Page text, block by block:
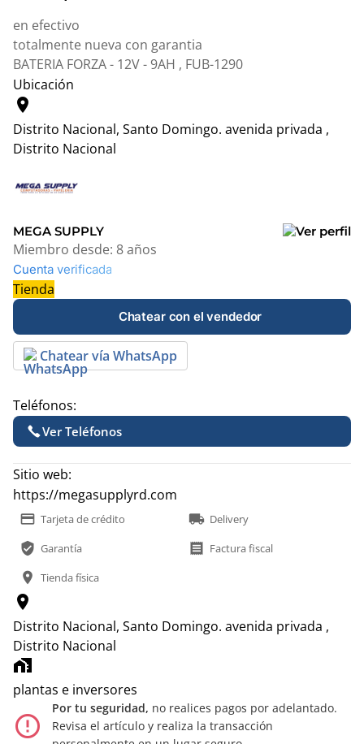
en efectivo
totalmente nueva con garantia
BATERIA FORZA - 12V - 9AH , FUB-1290
Ubicación
location_on
Distrito Nacional, Santo Domingo. avenida privada ,
Distrito Nacional
+
MEGA SUPPLY
Miembro desde: 8 años
Cuenta verificada
Tienda
Chatear con el vendedor
Chatear vía WhatsApp
Teléfonos:
Ver Teléfonos
Sitio web:
https://megasupplyrd.com
payment Tarjeta de crédito local_shipping Delivery
verified_user Garantía receipt Factura fiscal
location_on Tienda física
location_on
Distrito Nacional, Santo Domingo. avenida privada ,
Distrito Nacional
home_work
plantas e inversores
error_outline
Por tu seguridad, no realices pagos por adelantado.
Revisa el artículo y realiza la transacción